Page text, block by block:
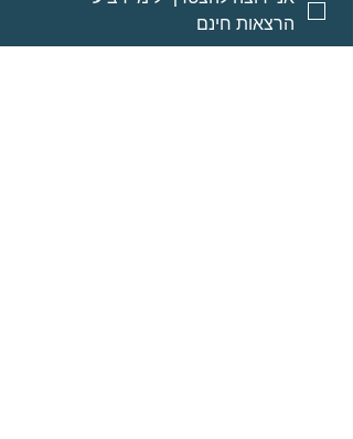
הרצאות חינם